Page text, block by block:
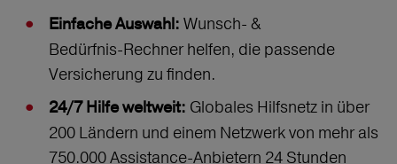
Einfache Auswahl: Wunsch‑ &
Bedürfnis‑Rechner helfen, die passende
Versicherung zu finden.
24/7 Hilfe weltweit: Globales Hilfsnetz in über
200 Ländern und einem Netzwerk von mehr als
750.000 Assistance-Anbietern 24 Stunden